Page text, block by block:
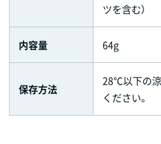
ツを含む）
内容量 64g
保存方法
28℃以下の
ください。